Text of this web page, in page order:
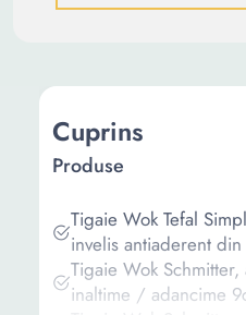
Cuprins
Produse
Tigaie Wok Tefal
invelis antiaderent
Tigaie Wok
inaltime / adancime